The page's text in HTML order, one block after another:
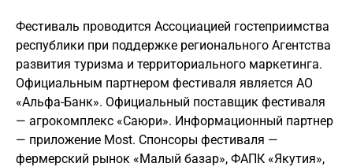
Фестиваль проводится Ассоциацией гостеприимства
республики при поддержке регионального Агентства
развития туризма и территориального маркетинга.
Официальным партнером фестиваля является АО
«Альфа-Банк». Официальный поставщик фестиваля
— агрокомплекс «Саюри». Информационный партнер
— приложение Most. Спонсоры фестиваля —
фермерский рынок «Малый базар», ФАПК «Якутия»,